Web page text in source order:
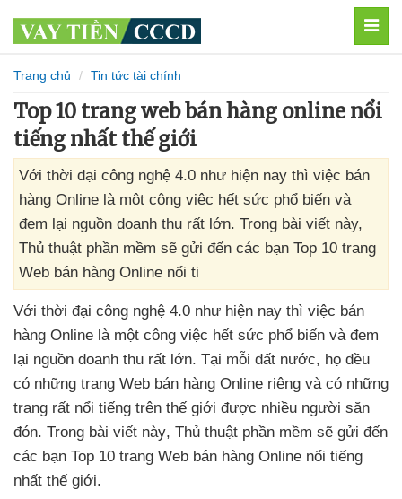
Trang chủ Tin tức tài chính
Top 10 trang web bán hàng online nổi
tiếng nhất thế giới
Với thời đại công nghệ 4.0 như hiện nay thì việc bán
hàng Online là một công việc hết sức phổ biến và
đem lại nguồn doanh thu rất lớn. Trong bài viết này,
Thủ thuật phần mềm sẽ gửi đến các bạn Top 10 trang
Web bán hàng Online nổi ti
Với thời đại công nghệ 4.0 như hiện nay thì việc bán
hàng Online là một công việc hết sức phổ biến và đem
lại nguồn doanh thu rất lớn. Tại mỗi đất nước, họ đều
có những trang Web bán hàng Online riêng và có những
trang rất nổi tiếng trên thế giới được nhiều người săn
đón. Trong bài viết này, Thủ thuật phần mềm sẽ gửi đến
các bạn Top 10 trang Web bán hàng Online nổi tiếng
nhất thế giới.